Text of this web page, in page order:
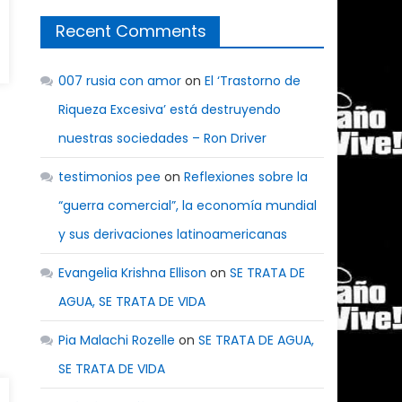
Recent Comments
007 rusia con amor onEl ‘Trastorno de
Riqueza Excesiva’ está destruyendo
nuestras sociedades – Ron Driver
testimonios pee onReflexiones sobre la
“guerra comercial”, la economía mundial
y sus derivaciones latinoamericanas
Evangelia Krishna Ellison onSE TRATA DE
AGUA, SE TRATA DE VIDA
Pia Malachi Rozelle onSE TRATA DE AGUA,
SE TRATA DE VIDA